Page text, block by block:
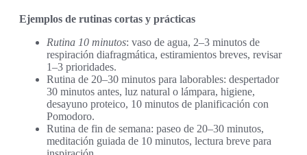
Ejemplos de rutinas cortas y prácticas
Rutina 10 minutos: vaso de agua, 2–3 minutos de
respiración diafragmática, estiramientos breves, revisar
1–3 prioridades.
Rutina de 20–30 minutos para laborables: despertador
30 minutos antes, luz natural o lámpara, higiene,
desayuno proteico, 10 minutos de planificación con
Pomodoro.
Rutina de fin de semana: paseo de 20–30 minutos,
meditación guiada de 10 minutos, lectura breve para